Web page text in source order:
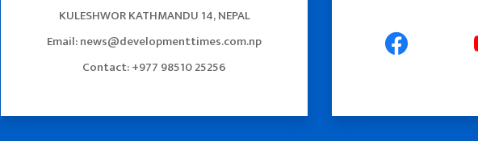
KULESHWOR KATHMANDU 14, NEPAL
Email: news@developmenttimes.com.np
Contact: +977 98510 25256
Facebook YouTube